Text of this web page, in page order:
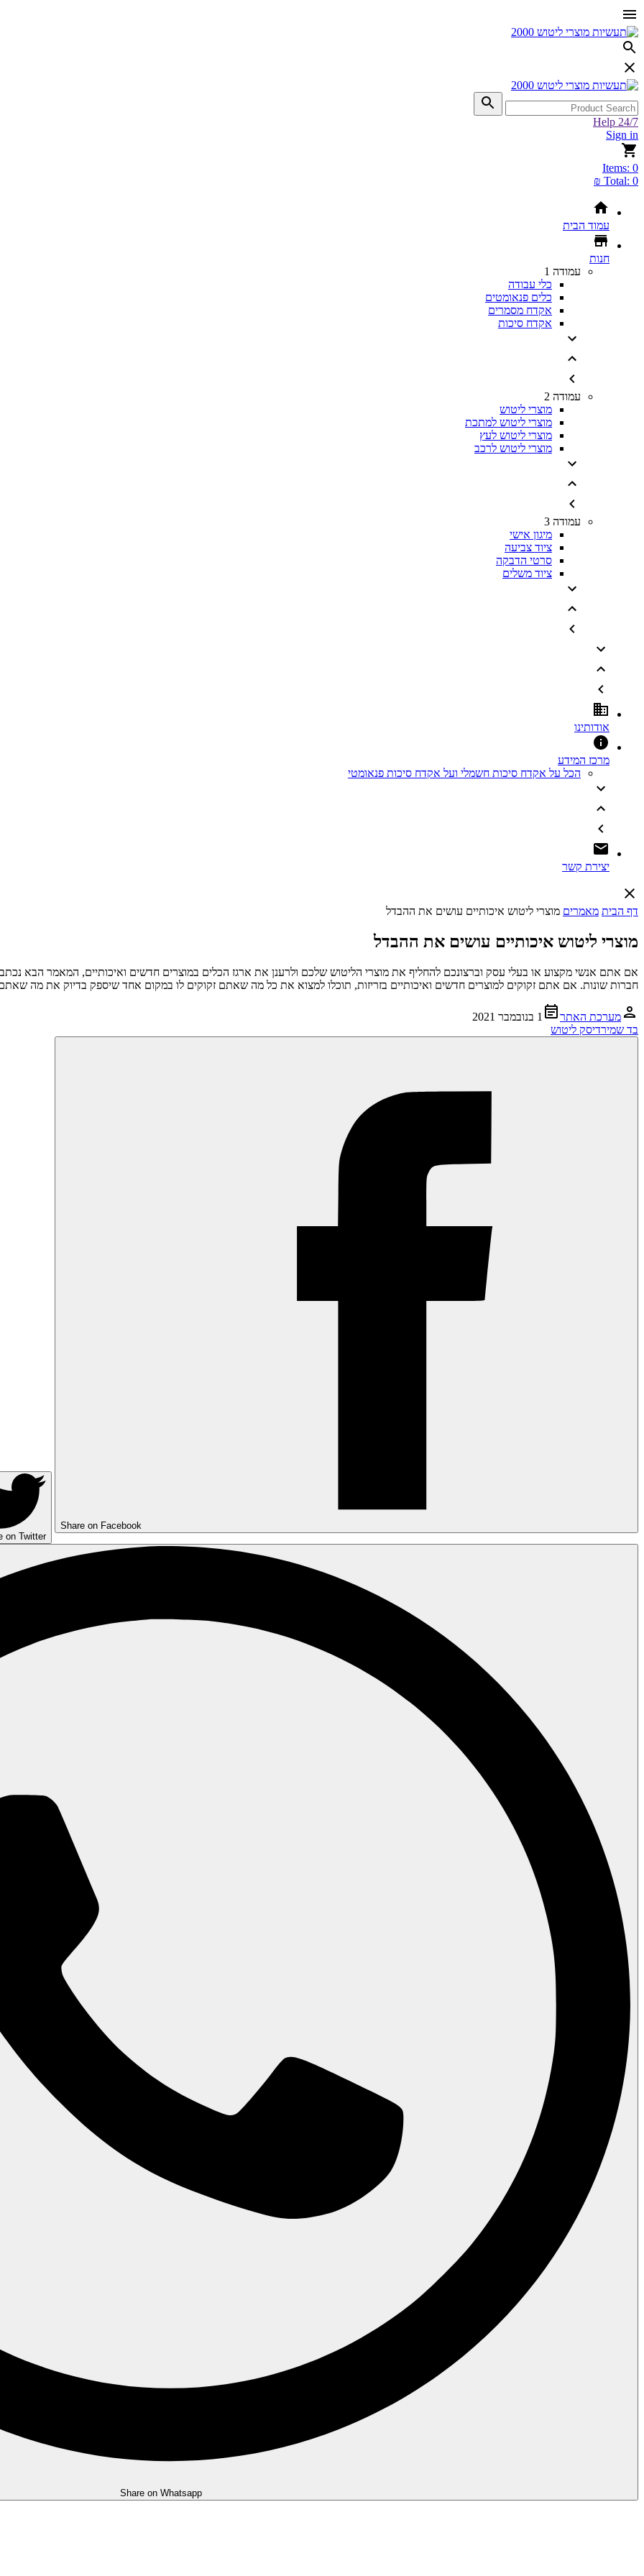
Help 24/7
Sign in
Items: 0
Total: 0 ₪
עמוד הבית
חנות
עמודה 1
כלי עבודה
כלים פנאומטים
אקדח מסמרים
אקדח סיכות
עמודה 2
מוצרי ליטוש
מוצרי ליטוש למתכת
מוצרי ליטוש לעץ
מוצרי ליטוש לרכב
עמודה 3
מיגון אישי
ציוד צביעה
סרטי הדבקה
ציוד משלים
אודותינו
מרכז המידע
הכל על אקדח סיכות חשמלי ועל אקדח סיכות פנאומטי
יצירת קשר
דף הבית מאמרים מוצרי ליטוש איכותיים עושים את ההבדל
מוצרי ליטוש איכותיים עושים את ההבדל
אם אתם אנשי מקצוע או בעלי עסק וברצונכם להחליף את מוצרי הליטוש שלכם ולרענן את ארגז הכלים במוצרים חדשים ואיכותיים, המאמר הבא
חברות שונות. אם אתם זקוקים למוצרים חדשים ואיכותיים בזריזות, תוכלו למצוא את כל מה שאתם זקוקים לו במקום אחד שיספק בדיוק את מה
מערכת האתר
1 בנובמבר 2021
בד שמירדיסק ליטוש
Share on Facebook
on Twitter
Share on Whatsapp